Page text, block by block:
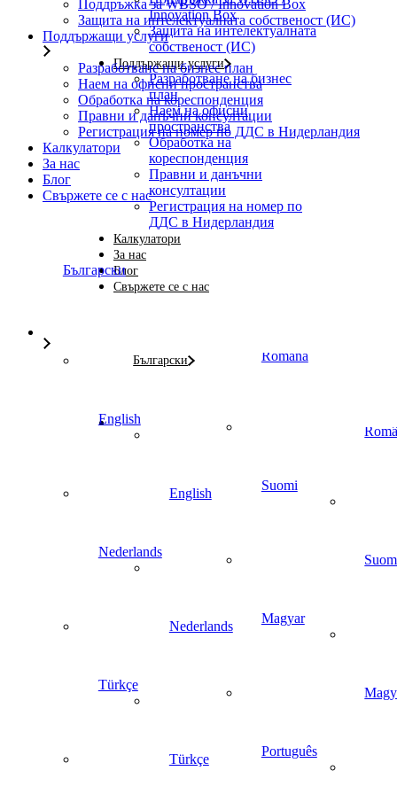
Innovation Box
Защита на интелектуалната
собственост (ИС)
Поддържащи услуги
Разработване на бизнес
план
Наем на офисни
пространства
Обработка на
кореспонденция
Правни и данъчни
консултации
Регистрация на номер по
ДДС в Нидерландия
Калкулатори
За нас
Блог
Свържете се с нас
Български
English
Nederlands
Türkçe
Поддръжка за WBSO / Innovation Box
Защита на интелектуалната собственост (ИС)
Поддържащи услуги
Разработване на бизнес план
Наем на офисни пространства
Обработка на кореспонденция
Правни и данъчни консултации
Регистрация на номер по ДДС в Нидерландия
Калкулатори
За нас
Блог
Свържете се с нас
Български
English
Nederlands
Türkçe
Română
Suomi
Magyar
Português